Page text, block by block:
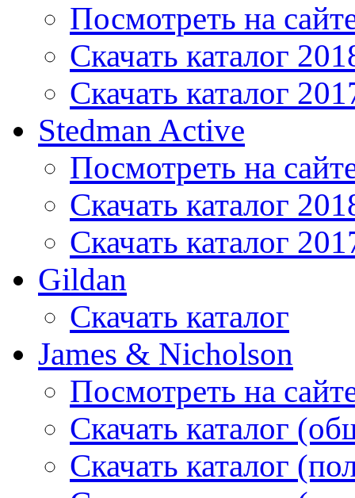
Посмотреть на
Скачать каталог
Скачать каталог
Stedman Active
Посмотреть на
Скачать каталог
Скачать каталог
Gildan
Скачать каталог
James & Nicholson
Посмотреть на
Скачать каталог
Скачать каталог